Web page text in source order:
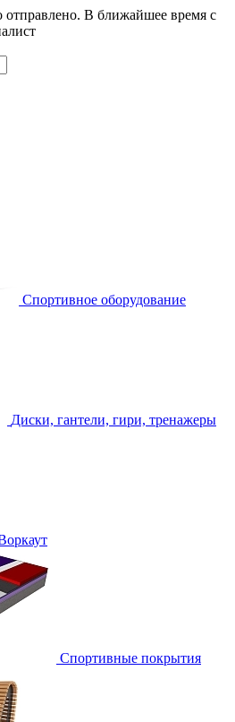
В ближайшее время с
Спортивное оборудование
Диски, гантели, гири, тренажеры
Спортивные покрытия